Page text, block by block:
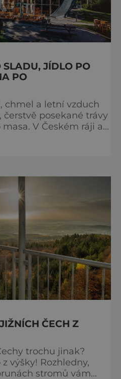
JÍDLO PO
PO
chmel a letní vzduch
čerstvě posekané trávy
V Českém ráji a
proudem. Není to
patří nejen výhled,
ČECH Z
trochu jinak?
výšky! Rozhledny,
stromů vám